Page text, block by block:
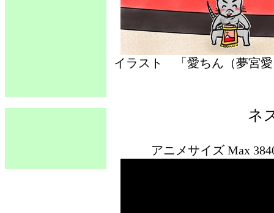
イラスト 「愛ちん（夢
ネ
アニメサイズ Max